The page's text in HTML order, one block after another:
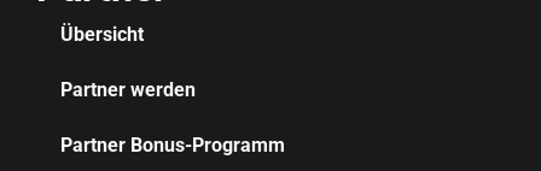
Übersicht
Partner werden
Partner Bonus-Programm